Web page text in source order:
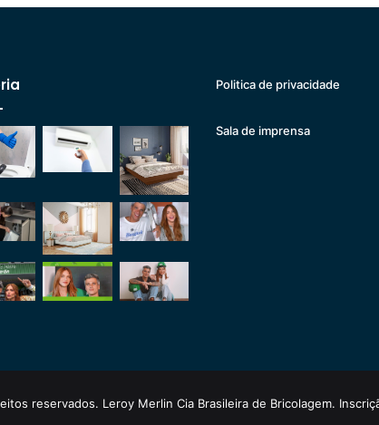
Politica de privacidade
Sala de imprensa
reservados. Leroy Merlin Cia Brasileira de Bricolagem.